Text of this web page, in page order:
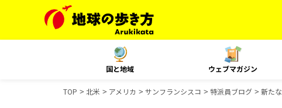
国と地域 ウェブマガジン
TOP 北米 アメリカ サンフランシスコ 特派員ブログ 新た